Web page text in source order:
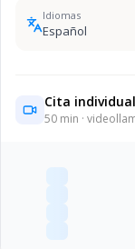
Idiomas
Español
Cita individual
50 min ·